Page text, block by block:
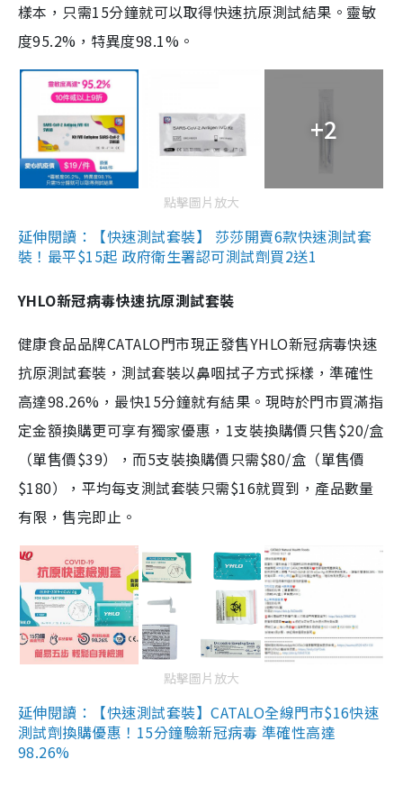
樣本，只需15分鐘就可以取得快速抗原測試結果。靈敏
度95.2%，特異度98.1%。
+2
點擊圖片放大
延伸閱讀：【快速測試套裝】 莎莎開賣6款快速測試套
裝！最平$15起 政府衛生署認可測試劑買2送1
YHLO新冠病毒快速抗原測試套裝
健康食品品牌CATALO門市現正發售YHLO新冠病毒快速
抗原測試套裝，測試套裝以鼻咽拭子方式採樣，準確性
高達98.26%，最快15分鐘就有結果。現時於門市買滿指
定金額換購更可享有獨家優惠，1支裝換購價只售$20/盒
（單售價$39），而5支裝換購價只需$80/盒（單售價
$180），平均每支測試套裝只需$16就買到，產品數量
有限，售完即止。
點擊圖片放大
延伸閱讀：【快速測試套裝】CATALO全線門市$16快速
測試劑換購優惠！15分鐘驗新冠病毒 準確性高達
98.26%